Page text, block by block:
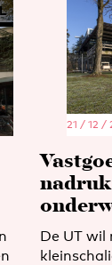
21 / 12 /
De UT